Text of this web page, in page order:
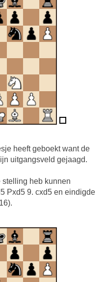
heeft geboekt want de
uitgangsveld gejaagd.
stelling heb kunnen
Pxd5 9. cxd5 en eindigde